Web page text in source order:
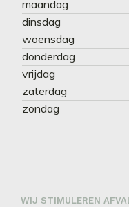
maandag
dinsdag
woensdag
donderdag
vrijdag
zaterdag
zondag
WIJ STIMULEREN